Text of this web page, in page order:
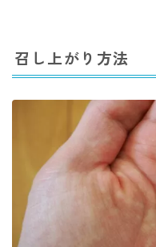
召し上がり方法